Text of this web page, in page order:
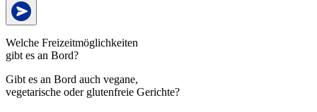
Welche Freizeitmöglichkeiten
gibt es an Bord?
Gibt es an Bord auch vegane,
vegetarische oder glutenfreie Gerichte?